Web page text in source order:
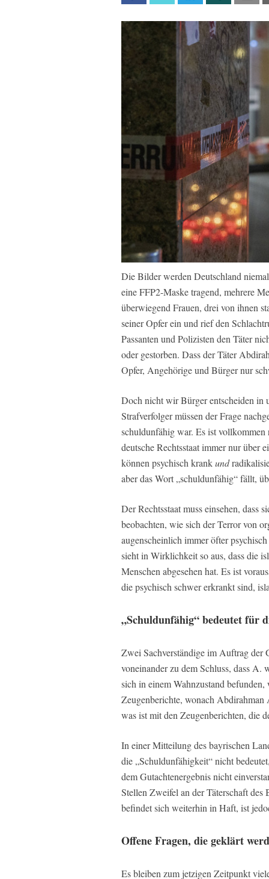
Die Bilder werden Deutschland
eine FFP2-Maske tragend, mehrere
überwiegend Frauen, drei von ihnen
seiner Opfer ein und rief den
Passanten und Polizisten den Täter
oder gestorben. Dass der Täter
Opfer, Angehörige und Bürger nur
Doch nicht wir Bürger entscheiden in
Strafverfolger müssen der Frage
schuldunfähig war. Es ist
deutsche Rechtsstaat immer nur über
können psychisch krankund
aber das Wort „schuldunfähig“ fällt,
Der Rechtsstaat muss einsehen, dass
beobachten, wie sich der Terror von
augenscheinlich immer öfter
sieht in Wirklichkeit so aus, dass die
Menschen abgesehen hat. Es ist
die psychisch schwer erkrankt sind,
„Schuldunfähig“ bedeutet für
Zwei Sachverständige im Auftrag der
voneinander zu dem Schluss, dass A.
sich in einem Wahnzustand
Zeugenberichte, wonach
was ist mit den Zeugenberichten, die
In einer Mitteilung des bayrischen
die „Schuldunfähigkeit“ nicht
dem Gutachtenergebnis nicht
Stellen Zweifel an der Täterschaft des
befindet sich weiterhin in Haft, ist
Offene Fragen, die geklärt
Es bleiben zum jetzigen Zeitpunkt